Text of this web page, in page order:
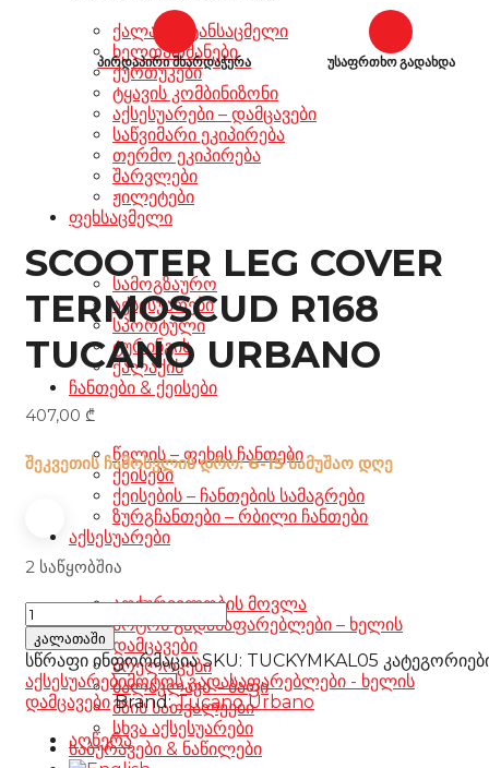
ქალაქის ტანსაცმელი
ხელთათმანები
ქურთუკები
ტყავის კომბინიზონი
აქსესუარები – დამცავები
საწვიმარი ეკიპირება
თერმო ეკიპირება
შარვლები
ჟილეტები
ფეხსაცმელი
სამოგზაურო
აქსესუარები
სპორტული
ტურინგის
ქალაქის
ჩანთები & ქეისები
წელის – ფეხის ჩანთები
ქეისები
ქეისების – ჩანთების სამაგრები
ზურგჩანთები – რბილი ჩანთები
აქსესუარები
აღჭურვილობის მოვლა
მოტოს გადასაფარებლები – ხელის
დამცავები
ბრელოკები
ბალაკლავა – ბაფი
მზის სათვალეები
სხვა აქსესუარები
საბურავები & ნაწილები
პირდაპირი მხარდაჭერა უსაფრთხო გადახდა
SCOOTER LEG COVER
TERMOSCUD R168
TUCANO URBANO
407,00 ₾
შეკვეთის ჩამოსვლის დრო: 6-15 სამუშაო დღე
2 საწყობშია
SCOOTER
LEG
COVER
TERMOSCUD
R168
TUCANO
URBANO
რაოდენობა
კალათაში
სწრაფი ინფორმაცია SKU: TUCKYMKAL05
აქსესუარებიმოტოს გადასაფარებლები - ხელის
დამცავები Brand:Tucano Urbano
აღწერა